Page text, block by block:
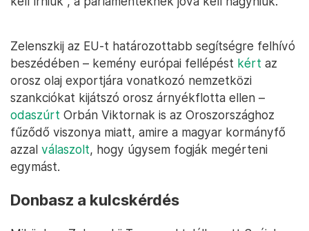
Zelenszkij az EU-t határozottabb segítségre felhívó
beszédében – kemény európai fellépést kért az
orosz olaj exportjára vonatkozó nemzetközi
szankciókat kijátszó orosz árnyékflotta ellen –
odaszúrt Orbán Viktornak is az Oroszországhoz
fűződő viszonya miatt, amire a magyar kormányfő
azzal válaszolt, hogy úgysem fogják megérteni
egymást.
Donbasz a kulcskérdés